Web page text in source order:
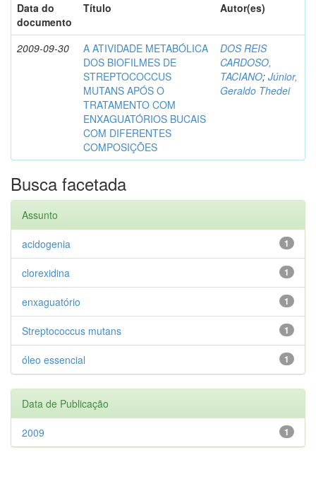
Data do
documento
Título Autor(es)
2009-09-30
A ATIVIDADE METABÓLICA
DOS BIOFILMES DE
STREPTOCOCCUS
MUTANS APÓS O
TRATAMENTO COM
ENXAGUATÓRIOS BUCAIS
COM DIFERENTES
COMPOSIÇÕES
DOS REIS
CARDOSO,
TACIANO; Júnior,
Geraldo Thedei
Busca facetada
Assunto
1
acidogenia
1
clorexidina
1
enxaguatório
1
Streptococcus mutans
1
óleo essencial
Data de Publicação
1
2009